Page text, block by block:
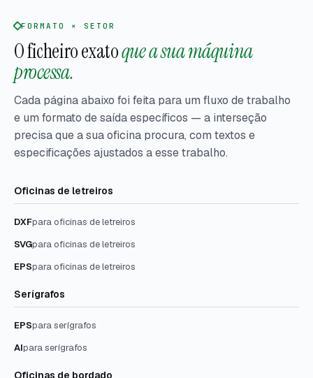
FORMATO × SETOR
O ficheiro exatoque a sua máquina
processa.
Cada página abaixo foi feita para um fluxo de trabalho
e um formato de saída específicos — a interseção
precisa que a sua oficina procura, com textos e
especificações ajustados a esse trabalho.
Oficinas de letreiros
DXFpara oficinas de letreiros
SVGpara oficinas de letreiros
EPSpara oficinas de letreiros
Serígrafos
EPSpara serígrafos
AIpara serígrafos
Oficinas de bordado